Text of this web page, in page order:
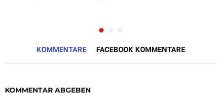
KOMMENTARE FACEBOOK KOMMENTARE
KOMMENTAR ABGEBEN